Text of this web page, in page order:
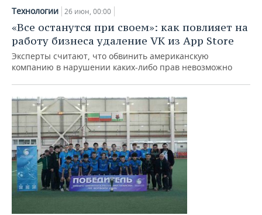
КИБЕРСПОРТ
ФИГУРНОЕ КАТАНИЕ
ВОДНЫЕ ВИДЫ СПОРТА
ХОККЕЙ С МЯЧОМ
КУЛЬТУРА
МЕДИЦИНА
ОБРАЗОВАНИЕ
ПРОИСШЕСТВИЯ
СПИСОК КОМПАНИЙ
Технологии 26 июн, 00:00
«Все останутся при своем»: как повлияет на
работу бизнеса удаление VK из App Store
Эксперты считают, что обвинить американскую
компанию в нарушении каких-либо прав невозможно